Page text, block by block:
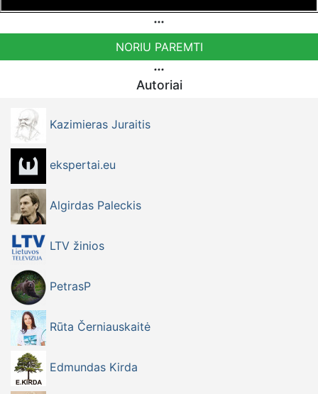
NORIU PAREMTI
Autoriai
Kazimieras Juraitis
ekspertai.eu
Algirdas Paleckis
LTV žinios
PetrasP
Rūta Černiauskaitė
Edmundas Kirda